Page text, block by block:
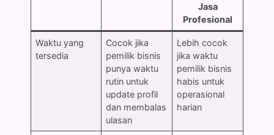
Jasa
Profesional
Waktu yang
tersedia
Cocok jika
pemilik bisnis
punya waktu
rutin untuk
update profil
dan membalas
ulasan
Lebih cocok
jika waktu
pemilik bisnis
habis untuk
operasional
harian